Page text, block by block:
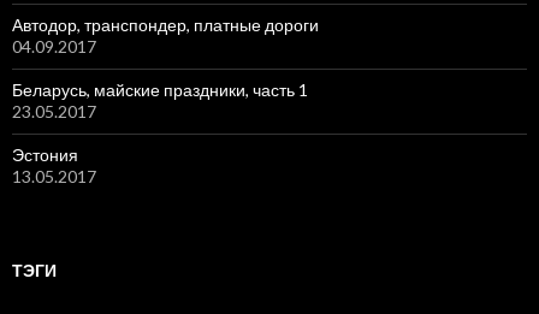
Автодор, транспондер, платные дороги
04.09.2017
Беларусь, майские праздники, часть 1
23.05.2017
Эстония
13.05.2017
ТЭГИ